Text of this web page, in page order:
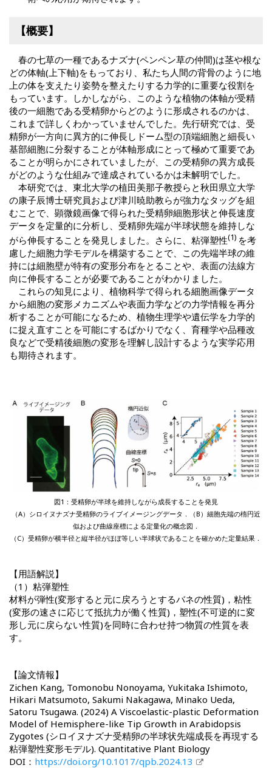
【概要】
春の七草の一種であるナズナ(ペンペン草の仲間)は茎や根な
どの体軸(上下軸)をもっており、私たち人間の背骨のように地
上の体を支えたり姿勢を整えたりする力学的に重要な役割を
もっています。しかしながら、このような植物の体軸が受精
後の一細胞である受精卵からどのように形成されるのかは、
これまで詳しくわかっていませんでした。先行研究では、受
精卵が一方向に異方的に伸長しドーム型の頂端細胞と細長い
基部細胞に分裂することが体軸形成にとって極めて重要であ
ることが明らかにされていましたが、この受精卵の異方成長
がどのような仕組みで達成されているかは未解明でした。
本研究では、東北大学の植田美那子教授らと秋田県立大学
の康子辰博士研究員および津川暁助教らが強力なタッグを組
むことで、顕微鏡画像で得られた受精卵細胞形状と伸長速度
データを定量的に分析し、受精卵先端が半球状態を維持しな
がら伸長することを発見しました。さらに、粘弾塑性(1) を考
慮した細胞力学モデルを構築することで、この先端半球の維
持には細胞壁が特有の変形分布をとることや、表面の法線方
向に伸長することが必要であることがわかりました。
これらの知見により、植物科学で得られる細胞画像データ
から細胞の変形メカニズムや表面力学などの力学情報を再分
析することが可能になるため、植物生理学や遺伝学を力学的
に捉え直すことを可能にするばかりでなく、育種学や品種改
良などで受精後細胞の変形を理解し設計するような実学応用
も期待されます。
図1：受精卵が半球を維持しながら成長することを発見
（A）シロイヌナズナ受精卵のライブイメージングデータ．（B）細胞先端の楕円近
似および曲線座標による定量化の概念図．
（C）受精卵が横半径と縦半径がほぼ等しい半球状であることを確かめた定量結果．
【用語解説】
（1）粘弾塑性
材料が弾性(変形すると元に戻ろうとするバネの性質)，粘性
(変形の速さに応じて抵抗力が働く性質)，塑性(不可逆的に変
形し元に戻らない性質)を同時に合わせ持つ物質の性質を表
す。
【論文情報】
Zichen Kang, Tomonobu Nonoyama, Yukitaka Ishimoto,
Hikari Matsumoto, Sakumi Nakagawa, Minako Ueda,
Satoru Tsugawa. (2024) A Viscoelastic-plastic Deformation
Model of Hemisphere-like Tip Growth in Arabidopsis
Zygotes (シロイヌナズナ受精卵の半球状先端成長を再現する
粘弾塑性変形モデル). Quantitative Plant Biology
DOI： https://doi.org/10.1017/qpb.2024.13